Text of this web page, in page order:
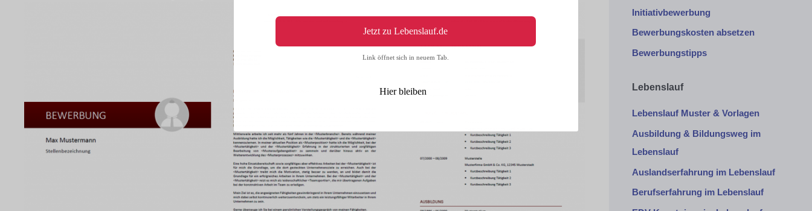
Initiativbewerbung
Bewerbungskosten absetzen
Bewerbungstipps
Lebenslauf
Lebenslauf Muster & Vorlagen
Ausbildung & Bildungsweg im
Lebenslauf
Auslandserfahrung im Lebenslauf
Berufserfahrung im Lebenslauf
Link öffnet sich in neuem Tab.
Hier bleiben
Jetzt zu Lebenslauf.de